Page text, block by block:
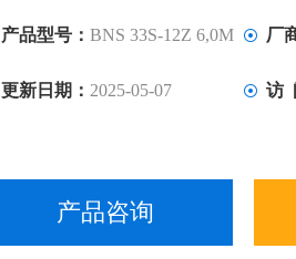
产品型号： BNS 33S-12Z 6,0M 厂
更新日期： 2025-05-07 访
产品咨询